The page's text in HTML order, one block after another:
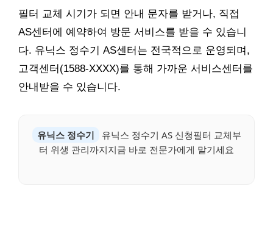
필터 교체 시기가 되면 안내 문자를 받거나, 직접
AS센터에 예약하여 방문 서비스를 받을 수 있습니
다. 유닉스 정수기 AS센터는 전국적으로 운영되며,
고객센터(1588-XXXX)를 통해 가까운 서비스센터를
안내받을 수 있습니다.
유닉스 정수기
유닉스 정수기 AS 신청필터 교체부
터 위생 관리까지지금 바로 전문가에게 맡기세요